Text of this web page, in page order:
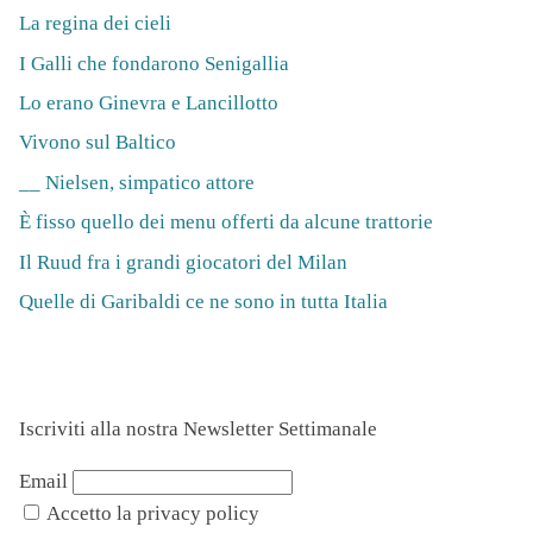
La regina dei cieli
I Galli che fondarono Senigallia
Lo erano Ginevra e Lancillotto
Vivono sul Baltico
__ Nielsen, simpatico attore
È fisso quello dei menu offerti da alcune trattorie
Il Ruud fra i grandi giocatori del Milan
Quelle di Garibaldi ce ne sono in tutta Italia
Iscriviti alla nostra Newsletter Settimanale
Email
Accetto la privacy policy